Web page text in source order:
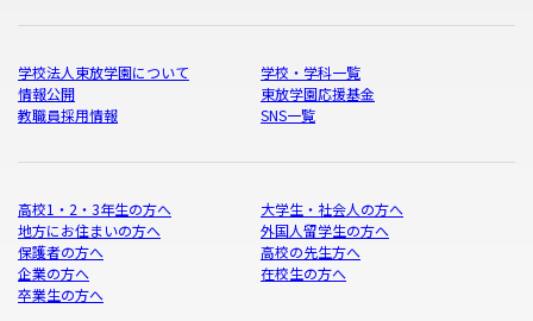
学校法人東放学園について
学校・学科一覧
情報公開
東放学園応援基金
教職員採用情報
SNS一覧
高校1・2・3年生の方へ
大学生・社会人の方へ
地方にお住まいの方へ
外国人留学生の方へ
保護者の方へ
高校の先生方へ
企業の方へ
在校生の方へ
卒業生の方へ